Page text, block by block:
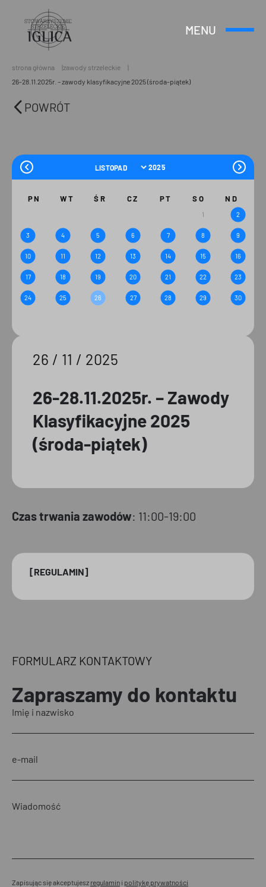
Header
Logo
MENU
Otwórz
strona główna
zawody strzeleckie
26-28.11.2025r. – zawody klasyfikacyjne 2025 (środa-piątek)
POWRÓT
26 / 11 / 2025
26-28.11.2025r. – Zawody
Klasyfikacyjne 2025
(środa-piątek)
Czas trwania zawodów: 11:00-19:00
PN WT ŚR CZ PT SO ND
1 2
3 4 5 6 7 8 9
10 11 12 13 14 15 16
17 18 19 20 21 22 23
24 25 26 27 28 29 30
[REGULAMIN]
FORMULARZ KONTAKTOWY
Zapraszamy do kontaktu
Zapisując się akceptujesz regulamin i politykę prywatności